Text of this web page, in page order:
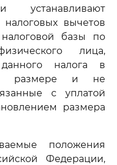
устанавливают
вычетов
базы по
лица,
налога в
размере и не
с уплатой
размера
положения
Федерации,